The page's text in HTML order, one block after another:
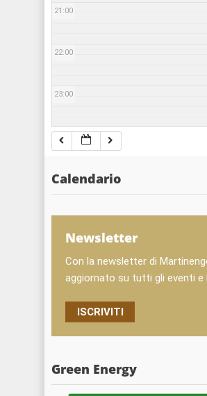
21:00
22:00
23:00
Calendario
Newsletter
Con la newsletter di
aggiornato su tutti gli eventi e
ISCRIVITI
Green Energy